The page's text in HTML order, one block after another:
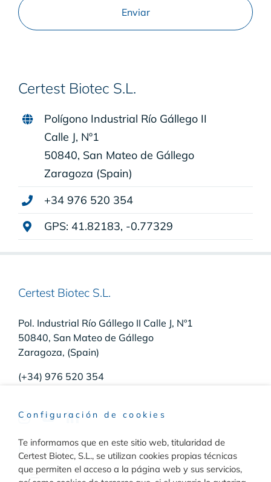
Certest Biotec S.L.
Polígono Industrial Río Gállego II
Calle J, Nº1
50840, San Mateo de Gállego
Zaragoza (Spain)
+34 976 520 354
GPS: 41.82183, -0.77329
Certest Biotec S.L.
Pol. Industrial Río Gállego II Calle J, Nº1
50840, San Mateo de Gállego
Zaragoza, (Spain)
(+34) 976 520 354
Raw Materials
Configuración de cookies
Te informamos que en este sitio web, titularidad de
Certest Biotec, S.L., se utilizan cookies propias técnicas
que permiten el acceso a la página web y sus servicios,